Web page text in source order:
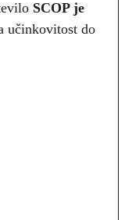
SCOP je
učinkovitost do